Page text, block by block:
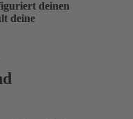
deinen
deine